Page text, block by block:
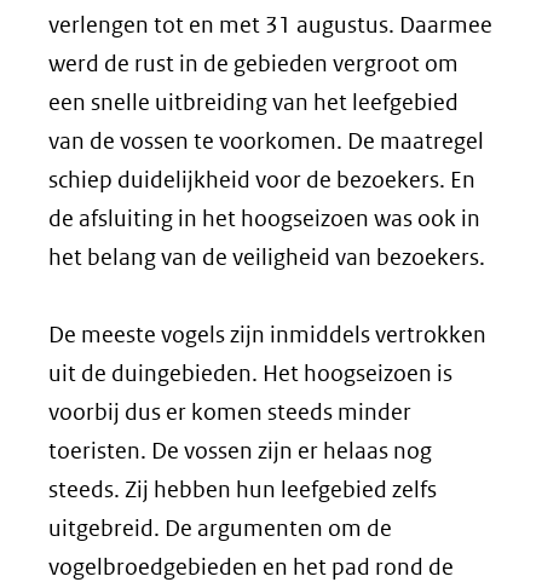
verlengen tot en met 31 augustus. Daarmee
werd de rust in de gebieden vergroot om
een snelle uitbreiding van het leefgebied
van de vossen te voorkomen. De maatregel
schiep duidelijkheid voor de bezoekers. En
de afsluiting in het hoogseizoen was ook in
het belang van de veiligheid van bezoekers.
De meeste vogels zijn inmiddels vertrokken
uit de duingebieden. Het hoogseizoen is
voorbij dus er komen steeds minder
toeristen. De vossen zijn er helaas nog
steeds. Zij hebben hun leefgebied zelfs
uitgebreid. De argumenten om de
vogelbroedgebieden en het pad rond de